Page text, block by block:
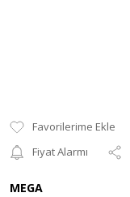
Fiyat Alarmı
MEGA